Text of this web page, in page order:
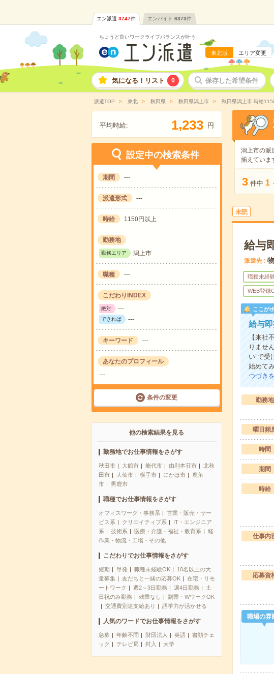
エン派遣 3747件 エンバイト 6373件
ちょうど良いワークライフバランスが叶う
東北版 エリア変更
気になる！リスト 0 保存した希望条件
派遣TOP 東北 秋田県 秋田県潟上市 秋田県潟上市 時給
平均時給: 1,233 円
設定中の検索条件
期間 ---
派遣形式 ---
時給 1150円以上
勤務地
勤務エリア 潟上市
職種 ---
こだわりINDEX
絶対 ---
できれば ---
キーワード ---
あなたのプロフィール
---
条件の変更
他の検索結果を見る
勤務地でお仕事情報をさがす
秋田市 大館市 能代市 由利本荘市
北秋
田市
大仙市 横手市 にかほ市
鹿角
市
男鹿市
職種でお仕事情報をさがす
オフィスワーク・事務系
営業・販売・サー
ビス系
クリエイティブ系
IT・エンジニア
系
技術系 医療・介護・福祉・教育系
軽
作業・物流・工場・その他
こだわりでお仕事情報をさがす
短期 単発 職種未経験OK
10名以上の大
量募集
友だちと一緒の応募OK
在宅・リモ
ートワーク
週2～3日勤務 週4日勤務
土
日祝のみ勤務
残業なし
副業・WワークOK
交通費別途支給あり
語学力が活かせる
人気のワードでお仕事情報をさがす
急募 年齢不問 財団法人 英語
書類チェ
ック
テレビ局 封入 大学
潟上市の派
揃えていま
3 件中 1
未読
給与
派遣先
職種未経
WEB登録
ここが
給与
【来社
りませ
い”で受
始めて
つづき
勤務地
曜日頻
時間
期間
時給
仕事内
応募資
職場の雰